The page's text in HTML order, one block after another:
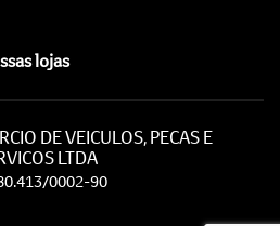
lojas
DE VEICULOS, PECAS E
LTDA
0002-90